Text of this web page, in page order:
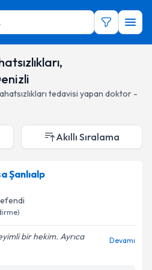
tedavisi yapan doktor -
Akıllı Sıralama
Şanlıalp
bir hekim. Ayrıca
Devamı